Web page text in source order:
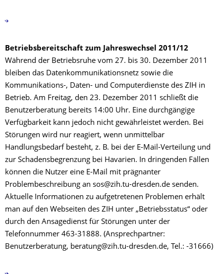
Betriebsbereitschaft zum Jahreswechsel 2011/12
Während der Betriebsruhe vom 27. bis 30. Dezember 2011
bleiben das Datenkommunikationsnetz sowie die
Kommunikations-, Daten- und Computerdienste des ZIH in
Betrieb. Am Freitag, den 23. Dezember 2011 schließt die
Benutzerberatung bereits 14:00 Uhr. Eine durchgängige
Verfügbarkeit kann jedoch nicht gewährleistet werden. Bei
Störungen wird nur reagiert, wenn unmittelbar
Handlungsbedarf besteht, z. B. bei der E-Mail-Verteilung und
zur Schadensbegrenzung bei Havarien. In dringenden Fällen
können die Nutzer eine E-Mail mit prägnanter
Problembeschreibung an sos@zih.tu-dresden.de senden.
Aktuelle Informationen zu aufgetretenen Problemen erhält
man auf den Webseiten des ZIH unter „Betriebsstatus“ oder
durch den Ansagedienst für Störungen unter der
Telefonnummer 463-31888. (Ansprechpartner:
Benutzerberatung, beratung@zih.tu-dresden.de, Tel.: -31666)